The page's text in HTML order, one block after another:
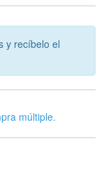
y recíbelo el
múltiple.